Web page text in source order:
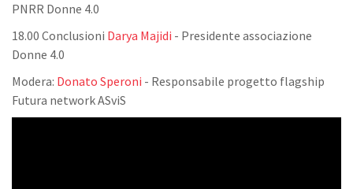
PNRR Donne 4.0
18.00 Conclusioni Darya Majidi - Presidente associazione
Donne 4.0
Modera: Donato Speroni - Responsabile progetto flagship
Futura network ASviS